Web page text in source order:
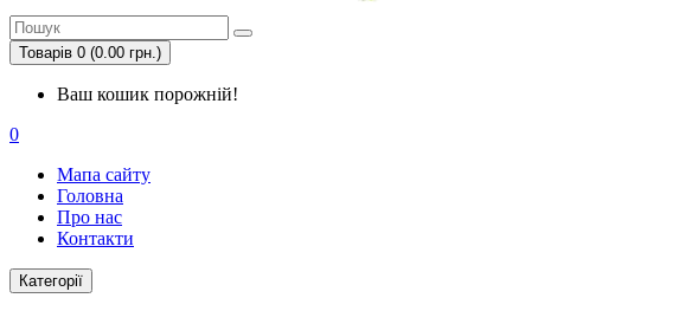
Товарів 0 (0.00 грн.)
Ваш кошик порожній!
0
Мапа сайту
Головна
Про нас
Контакти
Категорії